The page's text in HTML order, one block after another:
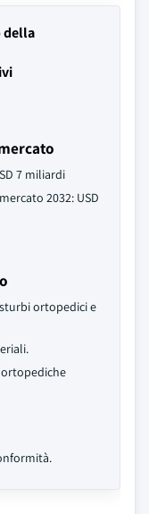
della
7 miliardi
2032: USD
ortopedici e